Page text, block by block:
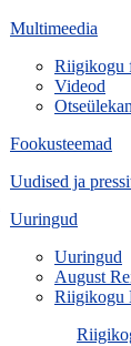
Multimeedia
Riigikogu
Videod
Fookusteemad
Uudised ja
Uuringud
Uuringud
August
Riigikogu